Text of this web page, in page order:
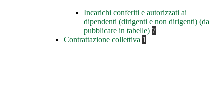
Incarichi conferiti e autorizzati ai
dipendenti (dirigenti e non dirigenti) (da
pubblicare in tabelle) 7
Contrattazione collettiva 1